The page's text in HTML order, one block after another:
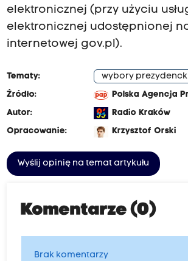
elektronicznej (przy użyciu
elektronicznej udostępnionej
internetowej gov.pl).
Tematy:
wybory
Źródło:
Polska Agencja
Autor:
Radio Kraków
Opracowanie:
Krzysztof Orski
Wyślij opinię na temat artykułu
Komentarze (0)
Brak komentarzy